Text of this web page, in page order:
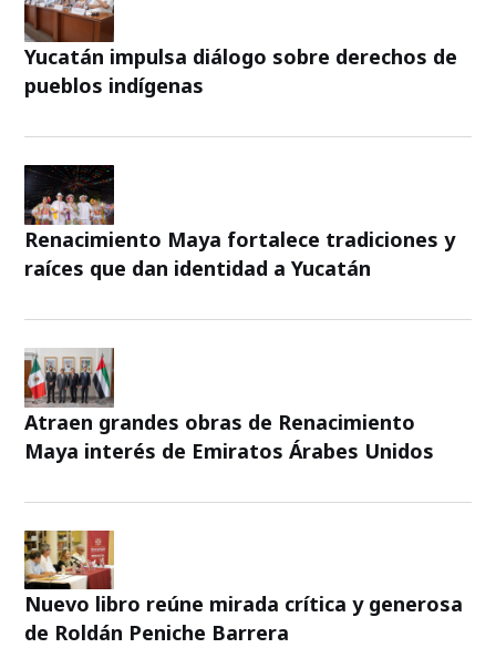
Yucatán impulsa diálogo sobre derechos de
pueblos indígenas
Renacimiento Maya fortalece tradiciones y
raíces que dan identidad a Yucatán
Atraen grandes obras de Renacimiento
Maya interés de Emiratos Árabes Unidos
Nuevo libro reúne mirada crítica y generosa
de Roldán Peniche Barrera